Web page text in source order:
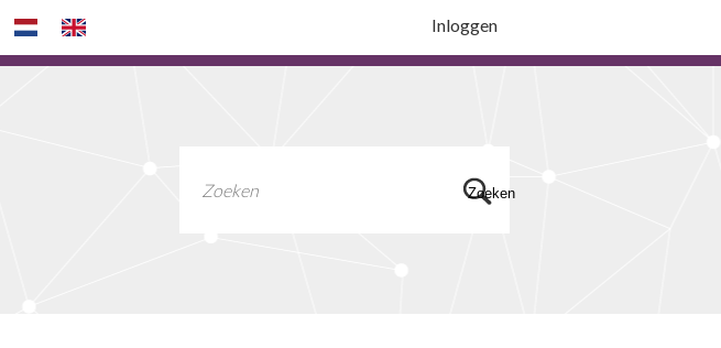
Inloggen
Zoeken